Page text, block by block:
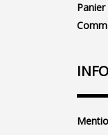
Panier